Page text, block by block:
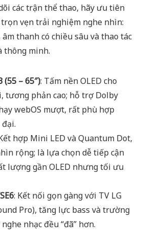
các trận thể thao, hãy ưu tiên
vẹn trải nghiệm nghe nhìn:
thanh có chiều sâu và thao tác
thông minh.
(55 – 65″): Tấm nền OLED cho
tương phản cao; hỗ trợ Dolby
webOS mượt, rất phù hợp
hợp Mini LED và Quantum Dot,
rộng; là lựa chọn dễ tiếp cận
lượng gần OLED nhưng tối ưu
: Kết nối gọn gàng với TV LG
Pro), tăng lực bass và trường
nhạc đều “đã” hơn.